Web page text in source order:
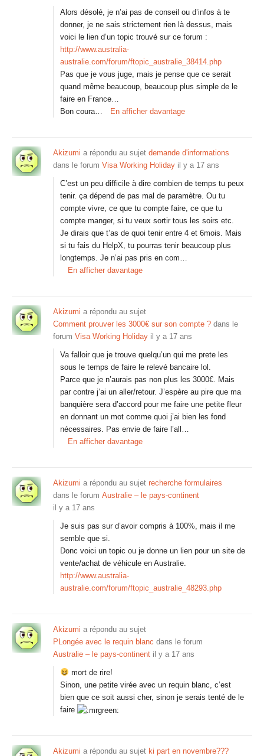
Alors désolé, je n’ai pas de conseil ou d’infos à te
donner, je ne sais strictement rien là dessus, mais
voici le lien d’un topic trouvé sur ce forum :
http://www.australia-
australie.com/forum/ftopic_australie_38414.php
Pas que je vous juge, mais je pense que ce serait
quand même beaucoup, beaucoup plus simple de le
faire en France…
Bon coura…
En afficher davantage
Akizumi a répondu au sujet demande d'informations
dans le forum Visa Working Holiday il y a 17 ans
C’est un peu difficile à dire combien de temps tu peux
tenir. ça dépend de pas mal de paramètre. Ou tu
compte vivre, ce que tu compte faire, ce que tu
compte manger, si tu veux sortir tous les soirs etc.
Je dirais que t’as de quoi tenir entre 4 et 6mois. Mais
si tu fais du HelpX, tu pourras tenir beaucoup plus
longtemps. Je n’ai pas pris en com…
En afficher davantage
Akizumi a répondu au sujet
Comment prouver les 3000€ sur son compte ? dans le
forum Visa Working Holiday il y a 17 ans
Va falloir que je trouve quelqu’un qui me prete les
sous le temps de faire le relevé bancaire lol.
Parce que je n’aurais pas non plus les 3000€. Mais
par contre j’ai un aller/retour. J’espère au pire que ma
banquière sera d’accord pour me faire une petite fleur
en donnant un mot comme quoi j’ai bien les fond
nécessaires. Pas envie de faire l’all…
En afficher davantage
Akizumi a répondu au sujet recherche formulaires
dans le forum Australie – le pays-continent
il y a 17 ans
Je suis pas sur d’avoir compris à 100%, mais il me
semble que si.
Donc voici un topic ou je donne un lien pour un site de
vente/achat de véhicule en Australie.
http://www.australia-
australie.com/forum/ftopic_australie_48293.php
Akizumi a répondu au sujet
PLongée avec le requin blanc dans le forum
Australie – le pays-continent il y a 17 ans
mort de rire!
Sinon, une petite virée avec un requin blanc, c’est
bien que ce soit aussi cher, sinon je serais tenté de le
faire
Akizumi a répondu au sujet ki part en novembre???